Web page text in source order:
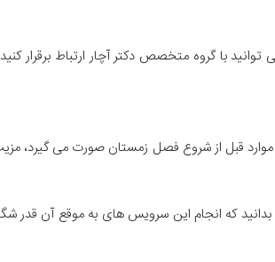
با گروه متخصص دکتر آچار ارتباط برقرار
باید این کار انجام داد که در بیشتر موارد قبل از شروع فصل زمستان
که انجام این سرویس های به موقع آن قدر